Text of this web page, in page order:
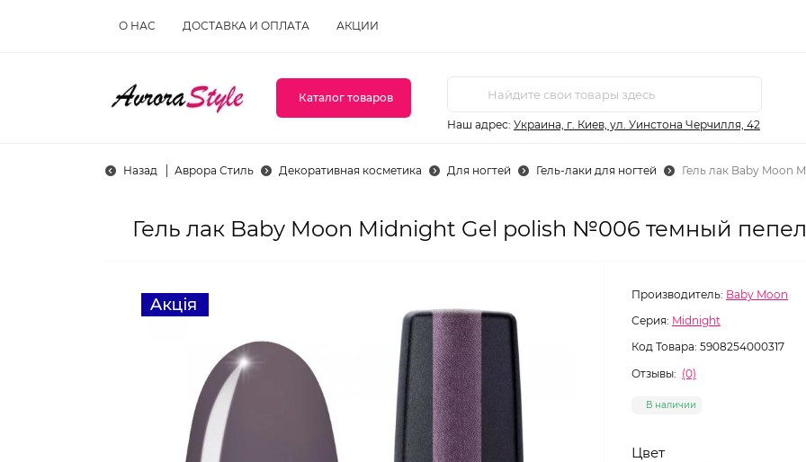
О НАС ДОСТАВКА И ОПЛАТА АКЦИИ
Каталог товаров
Наш адрес: Украина, г. Киев, ул. Уинстона Черчилля, 42
Назад Аврора Стиль Декоративная косметика Для ногтей Гель-лаки для ногтей Гель лак Baby Moon
Гель лак Baby Moon Midnight Gel polish №006 темный
Производитель: Baby Moon
Серия: Midnight
Код Товара: 5908254000317
Отзывы: (0)
В наличии
Цвет